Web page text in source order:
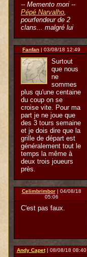
-- Memento mori --
Pépé Narvalho,
pourfendeur de 2
clans... malgré lui
Fanfan | 03/08/18 12:49
Surtout
que nous
ne
sommes
plus qu'une centaine
du coup on se
croise vite. Pour ma
part je ne joue que
des 3 tours semaine
et je dois dire que la
grille de départ est
généralement tout le
temps la même à
deux trois joueurs
près.
Celimbrimbor| 04/08/18
05:06
C'est pas faux.
Andy Capet| 08/08/18 08:40